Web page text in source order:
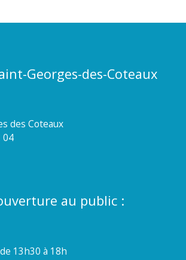
Georges-des-Coteaux
des Coteaux
04
au public :
13h30 à 18h